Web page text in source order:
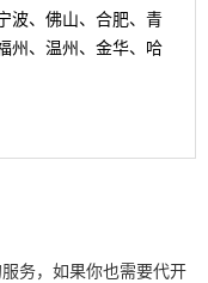
波、佛山、合肥、青
州、温州、金华、哈
务，如果你也需要代开